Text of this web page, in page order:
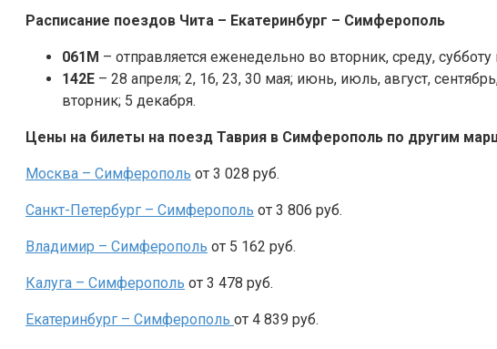
Расписание поездов Чита – Екатеринбург – Симферополь
061М – отправляется еженедельно во вторник, среду, субботу
142Е – 28 апреля; 2, 16, 23, 30 мая; июнь, июль, август,
вторник; 5 декабря.
Цены на билеты на поезд Таврия в Симферополь по другим
Москва – Симферополь от 3 028 руб.
Санкт-Петербург – Симферополь от 3 806 руб.
Владимир – Симферополь от 5 162 руб.
Калуга – Симферополь от 3 478 руб.
Екатеринбург – Симферополь от 4 839 руб.